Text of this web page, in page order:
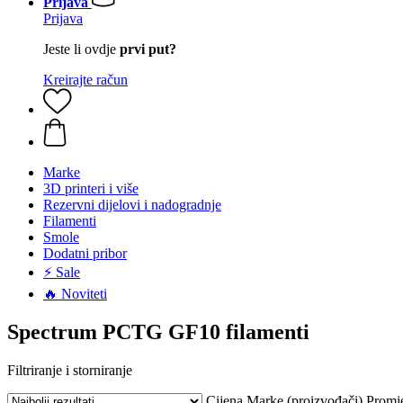
Prijava
Jeste li ovdje prvi put?
Kreirajte račun
Marke
3D printeri i više
Rezervni dijelovi i nadogradnje
Filamenti
Smole
Dodatni pribor
⚡ Sale
🔥 Noviteti
Spectrum PCTG GF10 filamenti
Filtriranje i storniranje